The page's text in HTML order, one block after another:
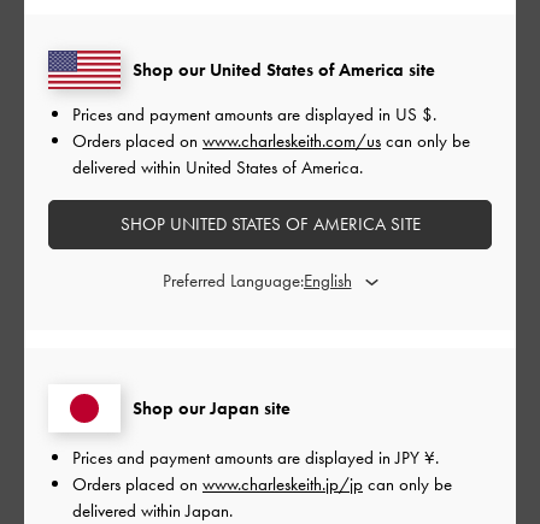
フィルター
So fashionable and sexy
サイズ: その他（シューズ以外） |カラー: ブラック系
日本語に翻訳する
Shop our Japan site
Prices and payment amounts are displayed inJPY ¥.
Orders placed on www.charleskeith.jp/jp can only be
delivered within Japan.
Shop our United States of America site
Prices and payment amounts are displayed in US $.
Orders placed on www.charleskeith.com/us can only be
delivered within United States of America.
SHOP UNITED STATES OF AMERICA SITE
Preferred Language: